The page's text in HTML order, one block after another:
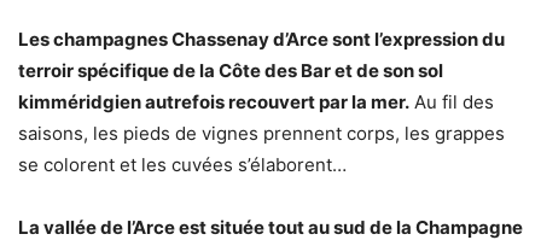
Les champagnes Chassenay d’Arce sont l’expression du
terroir spécifique de la Côte des Bar et de son sol
kimméridgien autrefois recouvert par la mer. Au fil des
saisons, les pieds de vignes prennent corps, les grappes
se colorent et les cuvées s’élaborent…
La vallée de l’Arce est située tout au sud de la Champagne